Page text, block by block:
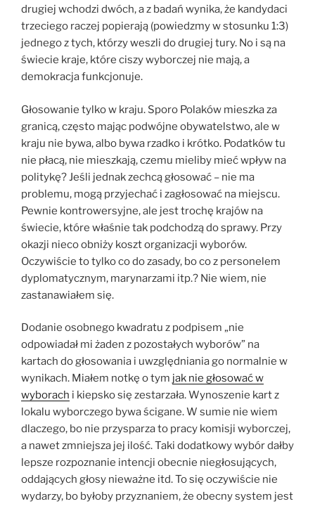
drugiej wchodzi dwóch, a z badań wynika, że kandydaci
trzeciego raczej popierają (powiedzmy w stosunku 1:3)
jednego z tych, którzy weszli do drugiej tury. No i są na
świecie kraje, które ciszy wyborczej nie mają, a
demokracja funkcjonuje.
Głosowanie tylko w kraju. Sporo Polaków mieszka za
granicą, często mając podwójne obywatelstwo, ale w
kraju nie bywa, albo bywa rzadko i krótko. Podatków tu
nie płacą, nie mieszkają, czemu mieliby mieć wpływ na
politykę? Jeśli jednak zechcą głosować – nie ma
problemu, mogą przyjechać i zagłosować na miejscu.
Pewnie kontrowersyjne, ale jest trochę krajów na
świecie, które właśnie tak podchodzą do sprawy. Przy
okazji nieco obniży koszt organizacji wyborów.
Oczywiście to tylko co do zasady, bo co z personelem
dyplomatycznym, marynarzami itp.? Nie wiem, nie
zastanawiałem się.
Dodanie osobnego kwadratu z podpisem „nie
odpowiadał mi żaden z pozostałych wyborów” na
kartach do głosowania i uwzględniania go normalnie w
wynikach. Miałem notkę o tym jak nie głosować w
wyborach i kiepsko się zestarzała. Wynoszenie kart z
lokalu wyborczego bywa ścigane. W sumie nie wiem
dlaczego, bo nie przysparza to pracy komisji wyborczej,
a nawet zmniejsza jej ilość. Taki dodatkowy wybór dałby
lepsze rozpoznanie intencji obecnie niegłosujących,
oddających głosy nieważne itd. To się oczywiście nie
wydarzy, bo byłoby przyznaniem, że obecny system jest